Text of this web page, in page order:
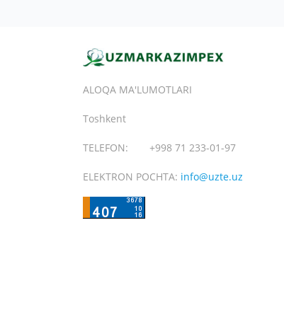
ALOQA MA'LUMOTLARI
Toshkent
TELEFON: +998 71 233-01-97
ELEKTRON POCHTA: info@uzte.uz